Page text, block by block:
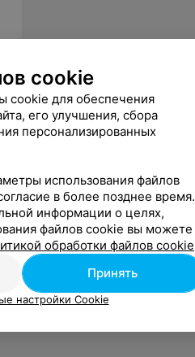
cookie
cookie для обеспечения
его улучшения, сбора
персонализированных
использования файлов
в более позднее время.
информации о целях,
файлов cookie вы можете
обработки файлов cookie
Принять
настройки Cookie